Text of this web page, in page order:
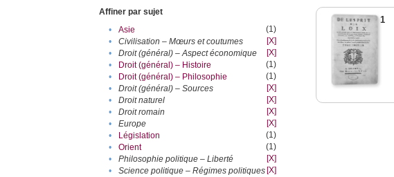
Affiner par sujet
•
Asie
(1)
•
Civilisation – Mœurs et coutumes
[X]
•
Droit (général) – Aspect économique
[X]
•
Droit (général) – Histoire
(1)
•
Droit (général) – Philosophie
(1)
•
Droit (général) – Sources
[X]
•
Droit naturel
[X]
•
Droit romain
[X]
•
Europe
[X]
•
Législation
(1)
•
Orient
(1)
•
Philosophie politique – Liberté
[X]
•
Science politique – Régimes politiques [X]
1